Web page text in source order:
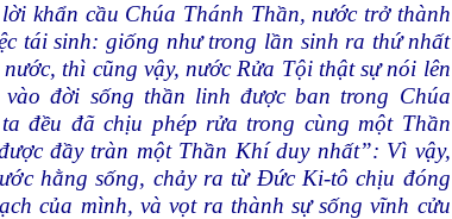
khẩn cầu Chúa Thánh Thần, nước trở thành
tái sinh: giống như trong lần sinh ra thứ nhất
thì cũng vậy, nước Rửa Tội thật sự nói lên
đời sống thần linh được ban trong Chúa
đều đã chịu phép rửa trong cùng một Thần
đầy tràn một Thần Khí duy nhất”: Vì vậy,
hằng sống, chảy ra từ Đức Ki-tô chịu đóng
của mình, và vọt ra thành sự sống vĩnh cửu